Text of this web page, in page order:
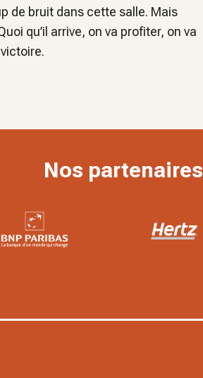
de bruit dans cette salle. Mais
qu’il arrive, on va profiter, on va
Nos partenaires